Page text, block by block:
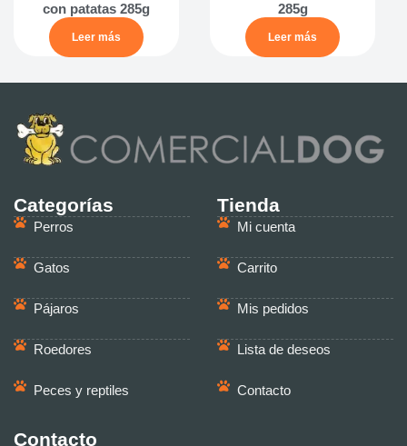
con patatas 285g
Leer más
285g
Leer más
Categorías
Perros
Gatos
Pájaros
Roedores
Peces y reptiles
Tienda
Mi cuenta
Carrito
Mis pedidos
Lista de deseos
Contacto
Contacto